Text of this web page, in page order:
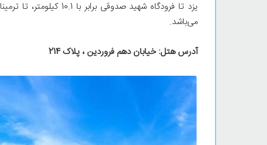
می‌باشد.
آدرس هتل:خیابان دهم فروردین ، پلاک 214